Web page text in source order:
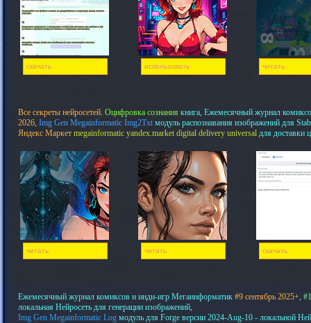
скачать использовать читать
Все секреты нейросетей. Оцифровка сознания книга, Ежемесячный журнал
2026, Img Gen Megainformatic Img2Txt модуль распознавания изображений для
Яндекс Маркет megainformatic yandex.market digital delivery universal для доставки
читать читать скачать
Ежемесячный журнал комиксов и инди-игр Мегаинформатик #9 сентябрь 2025+,
локальная Нейросеть для генерации изображений,
Img Gen Megainformatic Log модуль для Forge версии 2024-Aug-10 - локальной